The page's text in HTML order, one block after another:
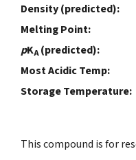
Density (predicted):
Melting Point:
pKA(predicted):
Most Acidic Temp:
Storage Temperature:
This compound is for